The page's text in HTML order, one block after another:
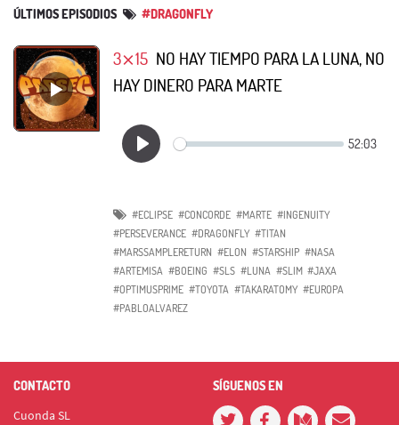
ÚLTIMOS EPISODIOS #DRAGONFLY
3⨯15 NO HAY TIEMPO PARA LA LUNA, NO
HAY DINERO PARA MARTE
#ECLIPSE #CONCORDE #MARTE #INGENUITY
#PERSEVERANCE #DRAGONFLY #TITAN
#MARSSAMPLERETURN #ELON #STARSHIP #NASA
#ARTEMISA #BOEING #SLS #LUNA #SLIM #JAXA
#OPTIMUSPRIME #TOYOTA #TAKARATOMY #EUROPA
#PABLOALVAREZ
CONTACTO
Cuonda SL
SÍGUENOS EN